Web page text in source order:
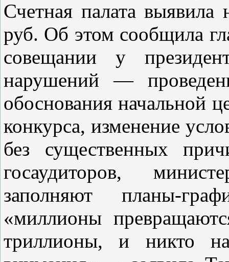
Счетная палата
руб. Об этом сообщила
совещании у
нарушений —
обоснования начальной
конкурса, изменение
без существенных
госаудиторов,
заполняют планы-
«миллионы
триллионы, и никто